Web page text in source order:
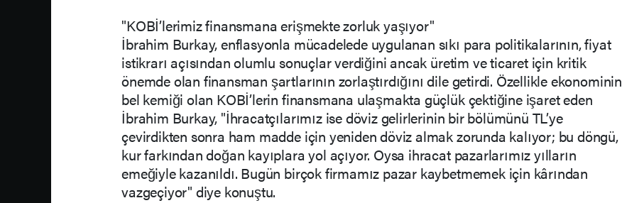
"KOBİ’lerimiz finansmana erişmekte zorluk yaşıyor"
İbrahim Burkay, enflasyonla mücadelede uygulanan sıkı para politikalarının, fiyat
istikrarı açısından olumlu sonuçlar verdiğini ancak üretim ve ticaret için kritik
önemde olan finansman şartlarının zorlaştırdığını dile getirdi. Özellikle ekonominin
bel kemiği olan KOBİ’lerin finansmana ulaşmakta güçlük çektiğine işaret eden
İbrahim Burkay, "İhracatçılarımız ise döviz gelirlerinin bir bölümünü TL’ye
çevirdikten sonra ham madde için yeniden döviz almak zorunda kalıyor; bu döngü,
kur farkından doğan kayıplara yol açıyor. Oysa ihracat pazarlarımız yılların
emeğiyle kazanıldı. Bugün birçok firmamız pazar kaybetmemek için kârından
vazgeçiyor" diye konuştu.